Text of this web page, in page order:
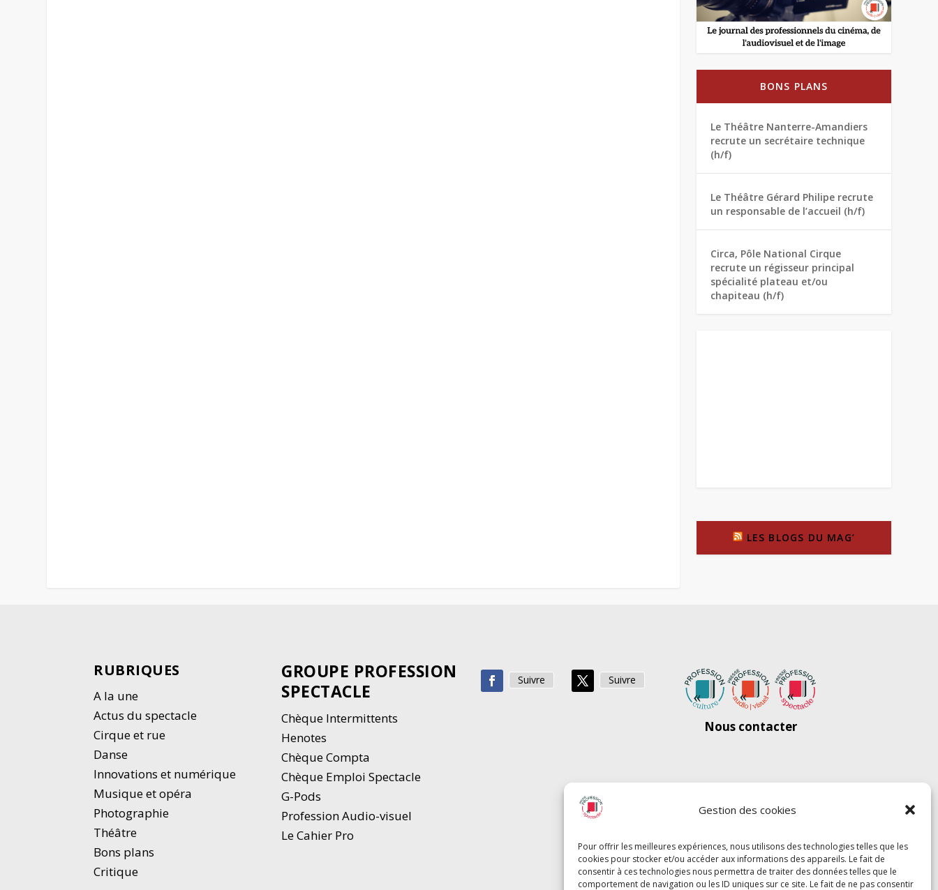
Gestion des cookies
Pour offrir les meilleures expériences, nous utilisons des technologies telles que les
cookies pour stocker et/ou accéder aux informations des appareils. Le fait de
consentir à ces technologies nous permettra de traiter des données telles que le
comportement de navigation ou les ID uniques sur ce site. Le fait de ne pas consentir
BONS PLANS
Le Théâtre Nanterre-Amandiers
recrute un secrétaire technique
(h/f)
Le Théâtre Gérard Philipe recrute
un responsable de l’accueil (h/f)
Circa, Pôle National Cirque
recrute un régisseur principal
spécialité plateau et/ou
chapiteau (h/f)
LES BLOGS DU MAG’
RUBRIQUES
A la une
Actus du spectacle
Cirque et rue
Danse
Innovations et numérique
Musique et opéra
Photographie
Théâtre
Bons plans
Critique
GROUPE PROFESSION
SPECTACLE
Chèque Intermittents
Henotes
Chèque Compta
Chèque Emploi Spectacle
G-Pods
Profession Audio-visuel
Le Cahier Pro
Suivre Suivre
Nous contacter